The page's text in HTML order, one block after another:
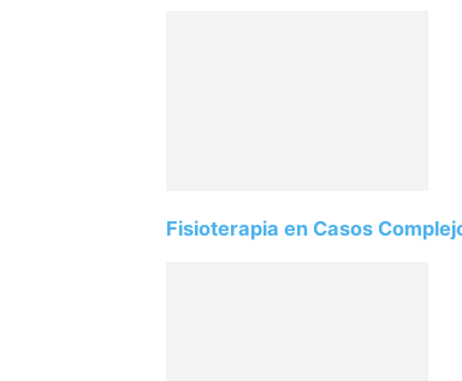
Fisioterapia en Casos